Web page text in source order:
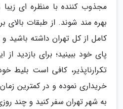
مجذوب کننده با منظره ای
بهره مند شوند. از طبقات بالای
کامل از کل تهران داشته باشید
پای خود ببینید؛ برای بازدید
خریداری نموده و در کمترین
به شهر تهران سفر کنید و چند